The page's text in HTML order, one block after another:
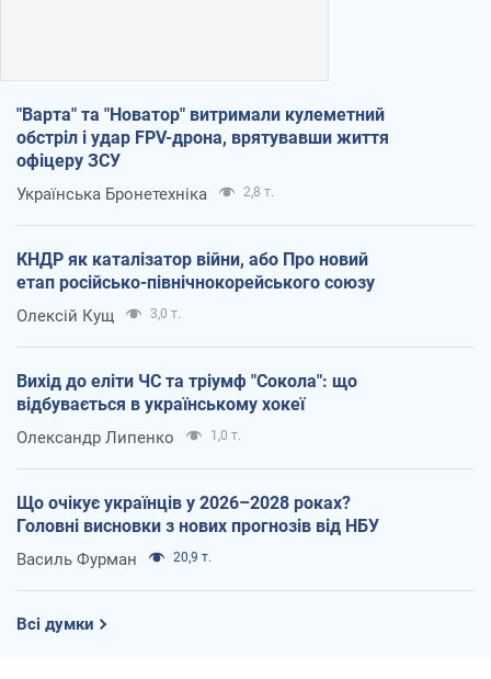
"Варта" та "Новатор" витримали кулеметний
обстріл і удар FPV-дрона, врятувавши життя
офіцеру ЗСУ
Українська Бронетехніка 2,8 т.
КНДР як каталізатор війни, або Про новий
етап російсько-північнокорейського союзу
Олексій Кущ 3,0 т.
Вихід до еліти ЧС та тріумф "Сокола": що
відбувається в українському хокеї
Олександр Липенко 1,0 т.
Що очікує українців у 2026–2028 роках?
Головні висновки з нових прогнозів від НБУ
Василь Фурман 20,9 т.
Всі думки